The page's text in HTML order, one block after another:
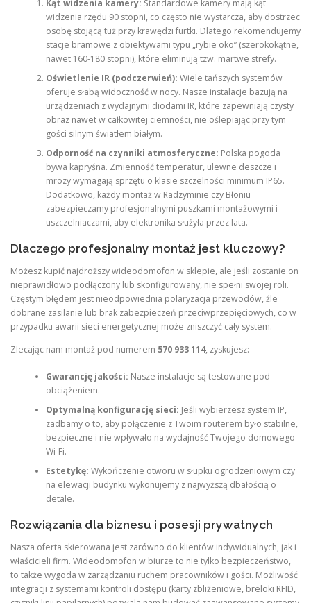
Kąt widzenia kamery: Standardowe kamery mają kąt
widzenia rzędu 90 stopni, co często nie wystarcza, aby dostrzec
osobę stojącą tuż przy krawędzi furtki. Dlatego rekomendujemy
stacje bramowe z obiektywami typu „rybie oko” (szerokokątne,
nawet 160-180 stopni), które eliminują tzw. martwe strefy.
Oświetlenie IR (podczerwień): Wiele tańszych systemów
oferuje słabą widoczność w nocy. Nasze instalacje bazują na
urządzeniach z wydajnymi diodami IR, które zapewniają czysty
obraz nawet w całkowitej ciemności, nie oślepiając przy tym
gości silnym światłem białym.
Odporność na czynniki atmosferyczne: Polska pogoda
bywa kapryśna. Zmienność temperatur, ulewne deszcze i
mrozy wymagają sprzętu o klasie szczelności minimum IP65.
Dodatkowo, każdy montaż w Radzyminie czy Błoniu
zabezpieczamy profesjonalnymi puszkami montażowymi i
uszczelniaczami, aby elektronika służyła przez lata.
Dlaczego profesjonalny montaż jest kluczowy?
Możesz kupić najdroższy wideodomofon w sklepie, ale jeśli zostanie on
nieprawidłowo podłączony lub skonfigurowany, nie spełni swojej roli.
Częstym błędem jest nieodpowiednia polaryzacja przewodów, źle
dobrane zasilanie lub brak zabezpieczeń przeciwprzepięciowych, co w
przypadku awarii sieci energetycznej może zniszczyć cały system.
Zlecając nam montaż pod numerem 570 933 114, zyskujesz:
Gwarancję jakości: Nasze instalacje są testowane pod
obciążeniem.
Optymalną konfigurację sieci: Jeśli wybierzesz system IP,
zadbamy o to, aby połączenie z Twoim routerem było stabilne,
bezpieczne i nie wpływało na wydajność Twojego domowego
Wi-Fi.
Estetykę: Wykończenie otworu w słupku ogrodzeniowym czy
na elewacji budynku wykonujemy z najwyższą dbałością o
detale.
Rozwiązania dla biznesu i posesji prywatnych
Nasza oferta skierowana jest zarówno do klientów indywidualnych, jak i
właścicieli firm. Wideodomofon w biurze to nie tylko bezpieczeństwo,
to także wygoda w zarządzaniu ruchem pracowników i gości. Możliwość
integracji z systemami kontroli dostępu (karty zbliżeniowe, breloki RFID,